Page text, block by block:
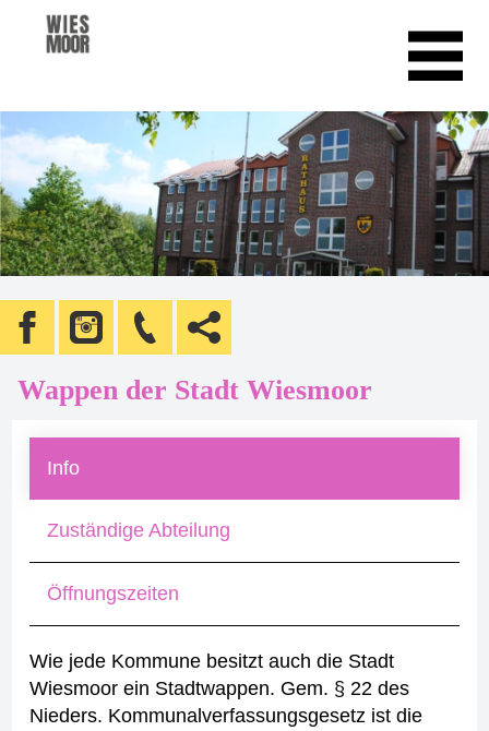
Wappen der Stadt Wiesmoor
Info
Zuständige Abteilung
Öffnungszeiten
Wie jede Kommune besitzt auch die Stadt
Wiesmoor ein Stadtwappen. Gem. § 22 des
Nieders. Kommunalverfassungsgesetz ist die